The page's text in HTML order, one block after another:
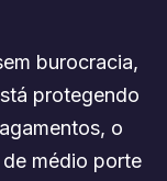
burocracia,
protegendo
o
médio porte